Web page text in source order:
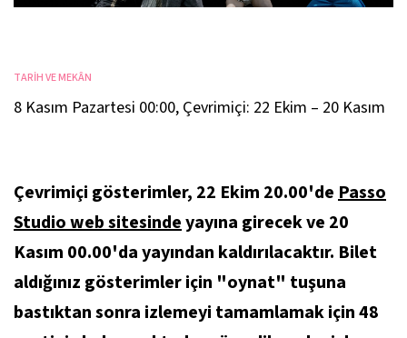
TARİH VE MEKÂN
8 Kasım Pazartesi 00:00, Çevrimiçi: 22 Ekim – 20 Kasım
Çevrimiçi gösterimler, 22 Ekim 20.00'dePasso
Studio web sitesindeyayına girecek ve 20
Kasım 00.00'da yayından kaldırılacaktır. Bilet
aldığınız gösterimler için "oynat" tuşuna
bastıktan sonra izlemeyi tamamlamak için 48